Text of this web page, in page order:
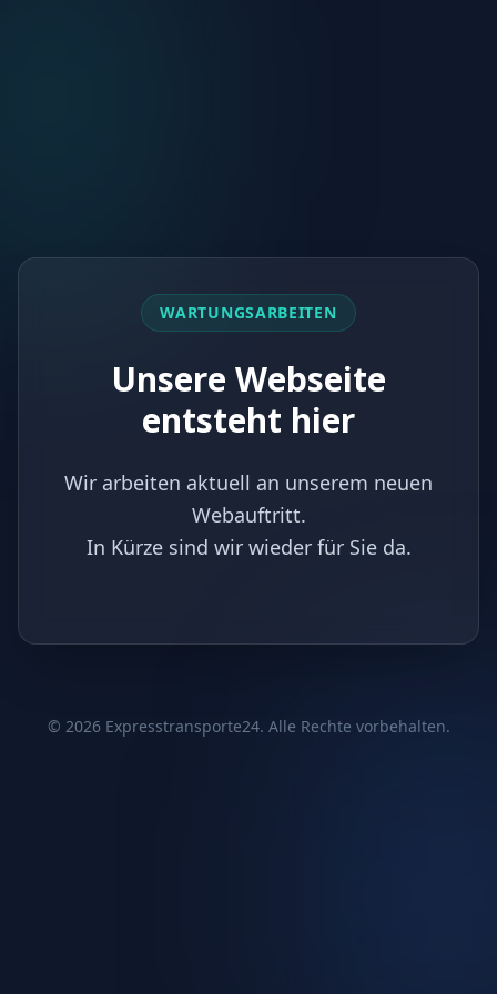
WARTUNGSARBEITEN
Unsere Webseite
entsteht hier
Wir arbeiten aktuell an unserem neuen
Webauftritt.
In Kürze sind wir wieder für Sie da.
© 2026Expresstransporte24. Alle Rechte vorbehalten.